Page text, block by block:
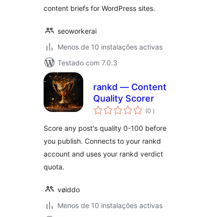
content briefs for WordPress sites.
seoworkerai
Menos de 10 instalações activas
Testado com 7.0.3
rankd — Content
Quality Scorer
(0 classificações
)
Score any post's quality 0-100 before
you publish. Connects to your rankd
account and uses your rankd verdict
quota.
vøiddo
Menos de 10 instalações activas